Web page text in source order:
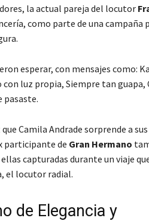
la actual pareja del locutor
como parte de una campaña
esperar, con mensajes como:
con luz propia, Siempre tan guapa,
pasaste.
Camila Andrade sorprende a
participante de Gran Hermano
capturadas durante un viaje
el locutor radial.
de Elegancia y